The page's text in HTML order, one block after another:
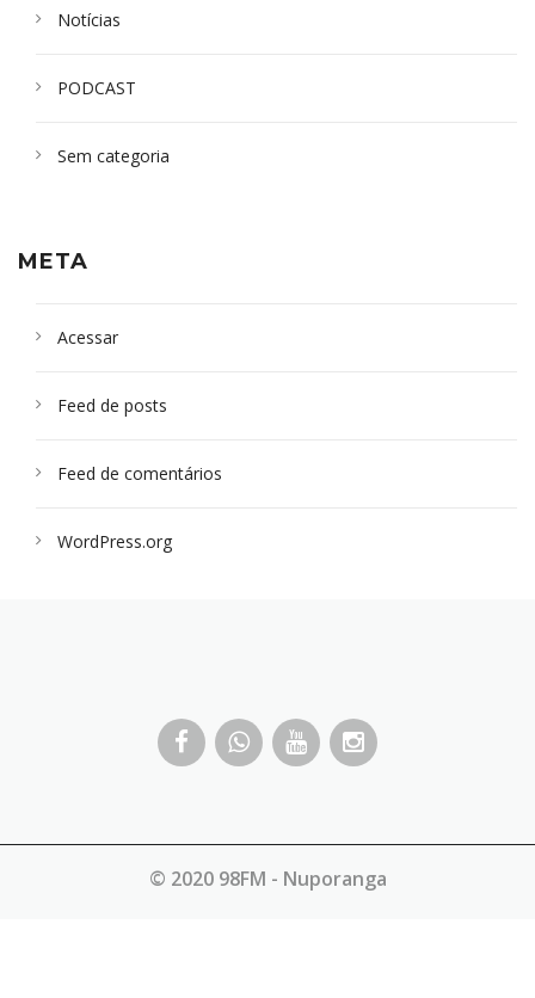
Notícias
PODCAST
Sem categoria
META
Acessar
Feed de posts
Feed de comentários
WordPress.org
© 2020 98FM - Nuporanga